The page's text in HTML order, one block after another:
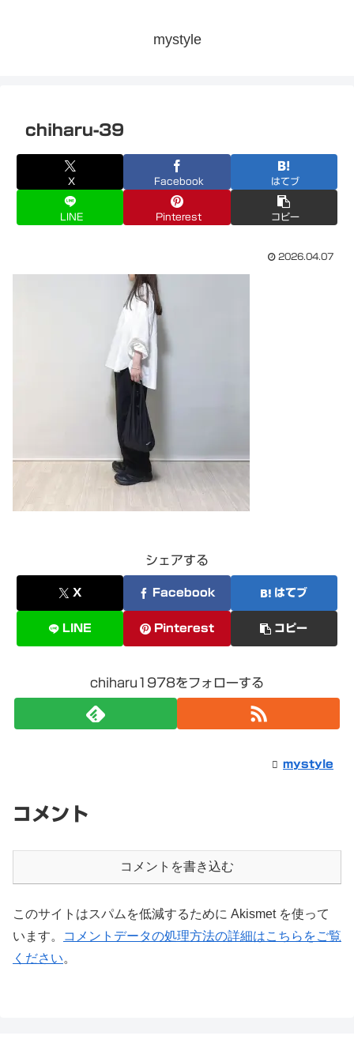
mystyle
chiharu-39
X Facebook はてブ
LINE Pinterest コピー
2026.04.07
シェアする
X Facebook はてブ
LINE Pinterest コピー
chiharu1978をフォローする
mystyle
コメント
コメントを書き込む
このサイトはスパムを低減するために Akismet を使って
います。
コメントデータの処理方法の詳細はこちらをご覧
ください。